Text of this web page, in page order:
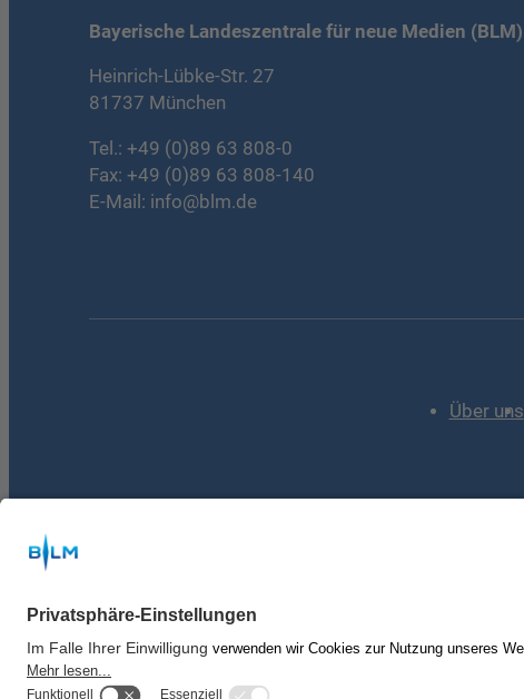
Bayerische Landeszentrale für neue Medien (BLM)
Heinrich-Lübke-Str. 27
81737 München
Tel.: +49 (0)89 63 808-0
Fax: +49 (0)89 63 808-140
E-Mail: info@blm.de
Über uns